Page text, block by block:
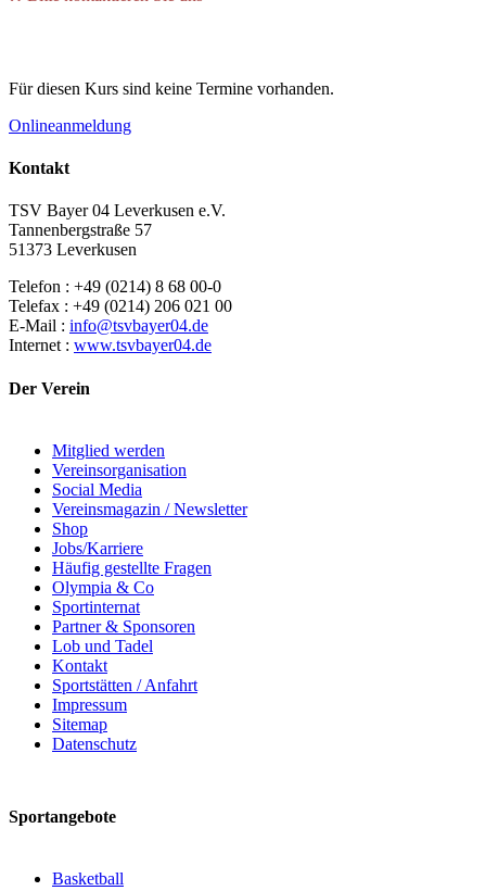
Für diesen Kurs sind keine Termine vorhanden.
Onlineanmeldung
Kontakt
TSV Bayer 04 Leverkusen e.V.
Tannenbergstraße 57
51373 Leverkusen
Telefon : +49 (0214) 8 68 00-0
Telefax : +49 (0214) 206 021 00
E-Mail : info@tsvbayer04.de
Internet : www.tsvbayer04.de
Der Verein
Mitglied werden
Vereinsorganisation
Social Media
Vereinsmagazin / Newsletter
Shop
Jobs/Karriere
Häufig gestellte Fragen
Olympia & Co
Sportinternat
Partner & Sponsoren
Lob und Tadel
Kontakt
Sportstätten / Anfahrt
Impressum
Sitemap
Datenschutz
Sportangebote
Basketball